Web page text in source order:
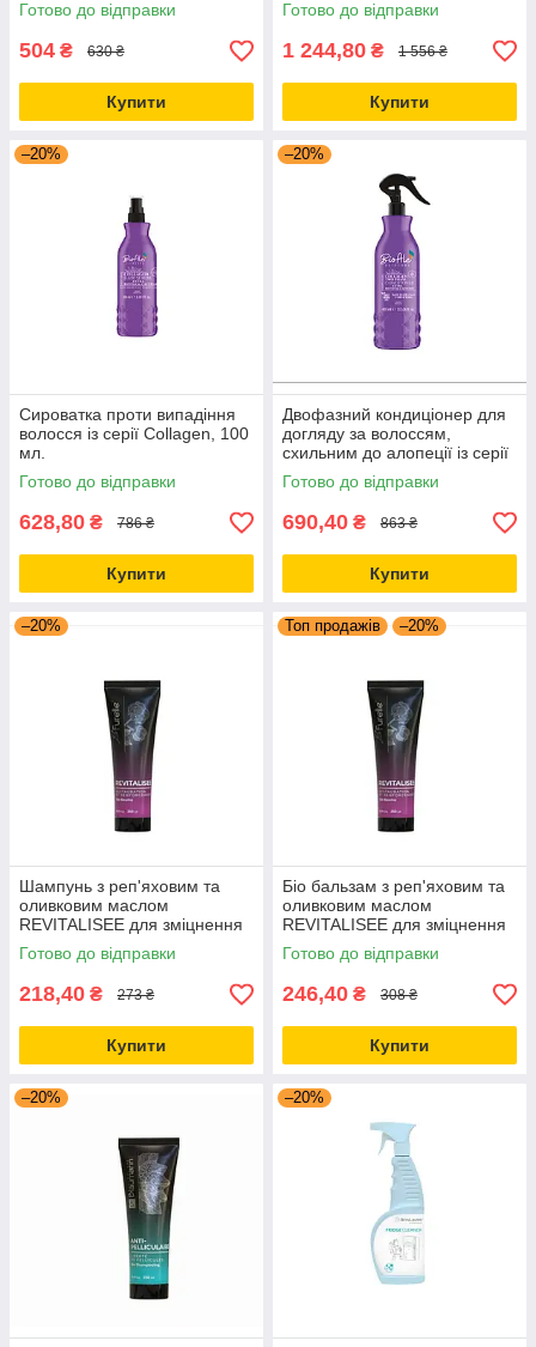
COSMETIQUE
Готово до відправки
504 ₴ 630 ₴
Купити
Готово до відправки
1 244,80 ₴ 1 556 ₴
Купити
–20%
Сироватка проти випадіння
волосся із серії Collagen, 100
мл.
Готово до відправки
628,80 ₴ 786 ₴
Купити
–20%
Двофазний кондиціонер для
догляду за волоссям,
схильним до алопеції із серії
«Collagen», 400 мл.
Готово до відправки
690,40 ₴ 863 ₴
Купити
–20%
Шампунь з реп'яховим та
оливковим маслом
REVITALISEE для зміцнення
та відновлення волосся LA
FURELLE
Готово до відправки
218,40 ₴ 273 ₴
Купити
Топ продажів –20%
Біо бальзам з реп'яховим та
оливковим маслом
REVITALISEE для зміцнення
та відновлення волосся
Готово до відправки
246,40 ₴ 308 ₴
Купити
–20% –20%